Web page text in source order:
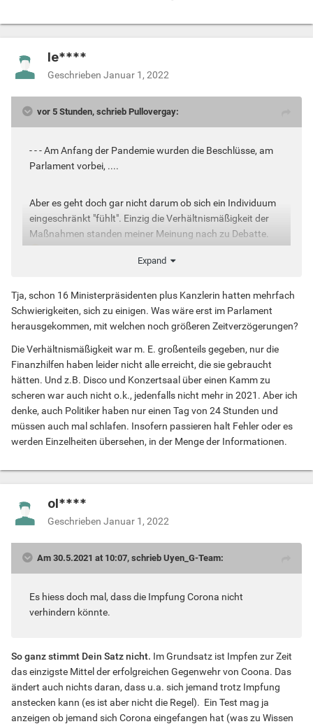
le****
Geschrieben Januar 1, 2022
vor 5 Stunden, schrieb Pullovergay:
- - - Am Anfang der Pandemie wurden die Beschlüsse, am
Parlament vorbei, ....
Aber es geht doch gar nicht darum ob sich ein Individuum
eingeschränkt "fühlt". Einzig die Verhältnismäßigkeit der
Maßnahmen standen meiner Meinung nach zu Debatte.
😃
Expand
Tja, schon 16 Ministerpräsidenten plus Kanzlerin hatten mehrfach
Schwierigkeiten, sich zu einigen. Was wäre erst im Parlament
herausgekommen, mit welchen noch größeren Zeitverzögerungen?
Die Verhältnismäßigkeit war m. E. großenteils gegeben, nur die
Finanzhilfen haben leider nicht alle erreicht, die sie gebraucht
hätten. Und z.B. Disco und Konzertsaal über einen Kamm zu
scheren war auch nicht o.k., jedenfalls nicht mehr in 2021. Aber ich
denke, auch Politiker haben nur einen Tag von 24 Stunden und
müssen auch mal schlafen. Insofern passieren halt Fehler oder es
werden Einzelheiten übersehen, in der Menge der Informationen.
ol****
Geschrieben Januar 1, 2022
Am 30.5.2021 at 10:07, schrieb Uyen_G-Team:
Es hiess doch mal, dass die Impfung Corona nicht
verhindern könnte.
So ganz stimmt Dein Satz nicht. Im Grundsatz ist Impfen zur Zeit
das einzigste Mittel der erfolgreichen Gegenwehr von Coona. Das
ändert auch nichts daran, dass u.a. sich jemand trotz Impfung
anstecken kann (es ist aber nicht die Regel). Ein Test mag ja
anzeigen ob jemand sich Corona eingefangen hat (was zu Wissen